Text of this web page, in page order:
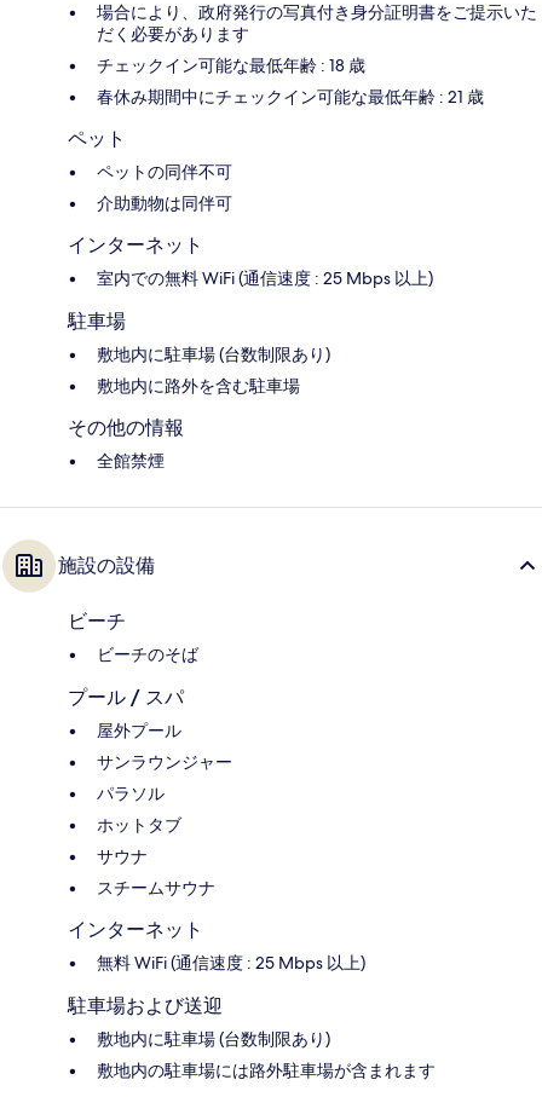
場合により、政府発行の写真付き身分証明書をご提示いた
だく必要があります
チェックイン可能な最低年齢 : 18 歳
春休み期間中にチェックイン可能な最低年齢 : 21 歳
ペット
ペットの同伴不可
介助動物は同伴可
インターネット
室内での無料 WiFi (通信速度 : 25 Mbps 以上)
駐車場
敷地内に駐車場 (台数制限あり)
敷地内に路外を含む駐車場
その他の情報
全館禁煙
施設の設備
ビーチ
ビーチのそば
プール / スパ
屋外プール
サンラウンジャー
パラソル
ホットタブ
サウナ
スチームサウナ
インターネット
無料 WiFi (通信速度 : 25 Mbps 以上)
駐車場および送迎
敷地内に駐車場 (台数制限あり)
敷地内の駐車場には路外駐車場が含まれます